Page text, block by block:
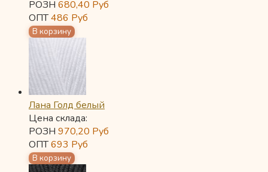
РОЗН 680,40 Руб
ОПТ486 Руб
Лана Голд белый
Цена склада:
РОЗН 970,20 Руб
ОПТ693 Руб